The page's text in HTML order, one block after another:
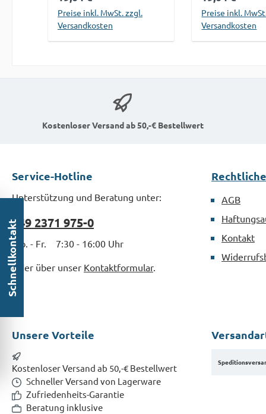
Somit sind unsere Bits,
im Gegensatz zu
herkömmlichen Bits, für
die Bits einen besonders
oder Ausreißen während
Montage.MaterialStahl
verzinkt nach DIN 3126
Preise inkl. MwSt. zzgl.
Versandkosten
Beschädigung
Materials
Bohrfutter wird
Preise inkl.
Versandkosten
Kostenloser Versand ab 50,-€ Bestellwert
Service-Hotline
Unterstützung und Beratung unter:
+49 2371 975-0
Mo. - Fr. 7:30 - 16:00 Uhr
Oder über unser Kontaktformular.
AGB
Kontakt
Unsere Vorteile
Kostenloser Versand ab 50,-€ Bestellwert
Schneller Versand von Lagerware
Zufriedenheits-Garantie
Beratung inklusive
Schnellkontakt